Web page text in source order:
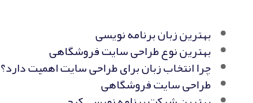
بهترین زبان برنامه نویسی
بهترین نوع طراحی سایت فروشگاهی
چرا انتخاب زبان برای طراحی سایت اهمیت دارد؟
طراحی سایتفروشگاهی